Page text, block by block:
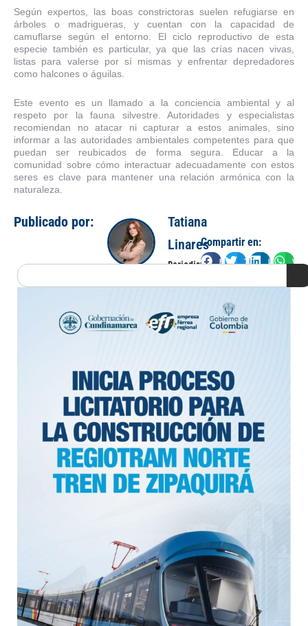
Según expertos, las boas constrictoras suelen refugiarse en
árboles o madrigueras, y cuentan con la capacidad de
camuflarse según el entorno. El ciclo reproductivo de esta
especie también es particular, ya que las crías nacen vivas,
listas para valerse por sí mismas y enfrentar depredadores
como halcones o águilas.
Este evento es un llamado a la conciencia ambiental y al
respeto por la fauna silvestre. Autoridades y especialistas
recomiendan no atacar ni capturar a estos animales, sino
informar a las autoridades ambientales competentes para que
puedan ser reubicados de forma segura. Educar a la
comunidad sobre cómo interactuar adecuadamente con estos
seres es clave para mantener una relación armónica con la
naturaleza.
Publicado por:
Tatiana
Linares
Periodista
Compartir en:
FacebookTwitterLinkedIn
Search